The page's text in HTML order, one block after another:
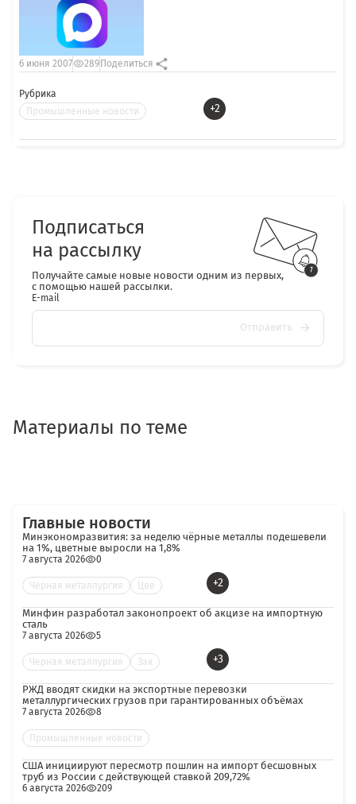
Рубрика
Промышленные новости
+2
6 июня 2007 289 Поделиться
Подписаться
на рассылку
Получайте самые новые новости одним из первых,
с помощью нашей рассылки.
E-mail
Отправить
Материалы по теме
Главные новости
Минэкономразвития: за неделю чёрные металлы подешевели
на 1%, цветные выросли на 1,8%
7 августа 2026 0
Черная металлургия Цве +2
Минфин разработал законопроект об акцизе на импортную
сталь
7 августа 2026 5
Черная металлургия Зак +3
РЖД вводят скидки на экспортные перевозки
металлургических грузов при гарантированных объёмах
7 августа 2026 8
Промышленные новости
США инициируют пересмотр пошлин на импорт бесшовных
труб из России с действующей ставкой 209,72%
6 августа 2026 209